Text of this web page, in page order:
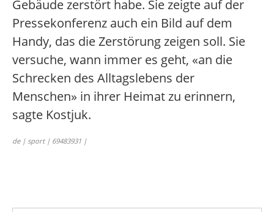
Gebäude zerstört habe. Sie zeigte auf der
Pressekonferenz auch ein Bild auf dem
Handy, das die Zerstörung zeigen soll. Sie
versuche, wann immer es geht, «an die
Schrecken des Alltagslebens der
Menschen» in ihrer Heimat zu erinnern,
sagte Kostjuk.
de | sport | 69483931 |